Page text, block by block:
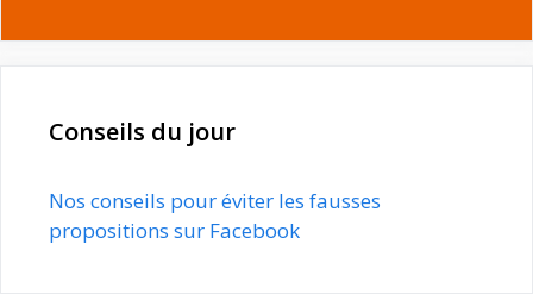
Conseils du jour
Nos conseils pour éviter les fausses
propositions sur Facebook